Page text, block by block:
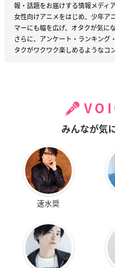
報・話題をお届けする情報メディ
女性向けアニメをはじめ、少年ア
マーにも幅を広げ、オタクが気に
さらに、アンケート・ランキング
タクがワクワク楽しめるようなコ
みんなが気
速水奨